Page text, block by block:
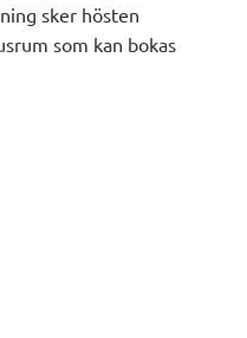
sker hösten
som kan bokas
Uppglasade
välkomnande och